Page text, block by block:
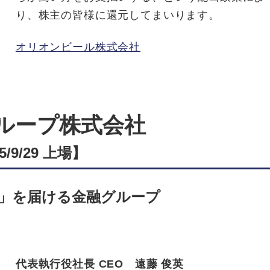
り、株主の皆様に還元してまいります 。
オリオンビール株式会社
ープ株式会社
29 上場】
を届ける金融グループ
代表執行役社長 CEO 遠藤 俊英